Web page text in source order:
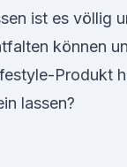
ist es völlig
können
Produkt
lassen?